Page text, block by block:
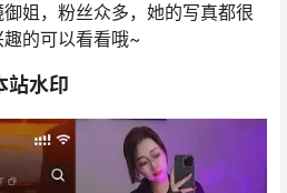
姐，粉丝众多，她的写真都很
的可以看看哦~
站水印